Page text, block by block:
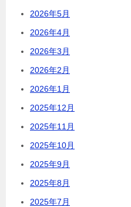
2026年5月
2026年4月
2026年3月
2026年2月
2026年1月
2025年12月
2025年11月
2025年10月
2025年9月
2025年8月
2025年7月